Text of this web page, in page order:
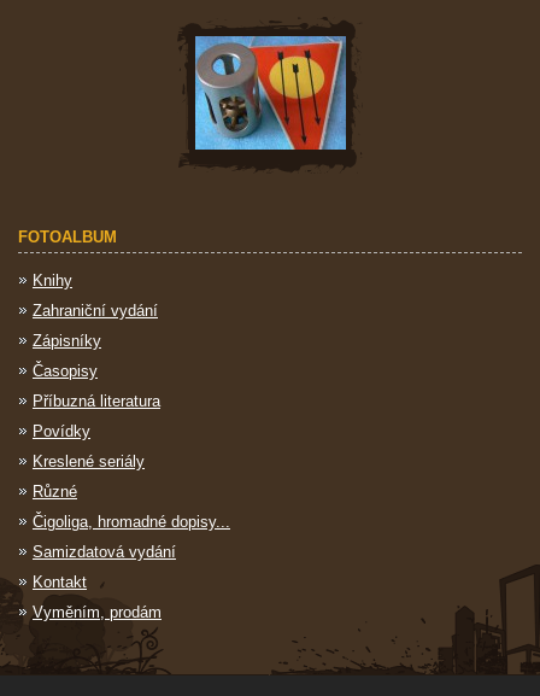
FOTOALBUM
Knihy
Zahraniční vydání
Zápisníky
Časopisy
Příbuzná literatura
Povídky
Kreslené seriály
Různé
Čigoliga, hromadné dopisy...
Samizdatová vydání
Kontakt
Vyměním, prodám